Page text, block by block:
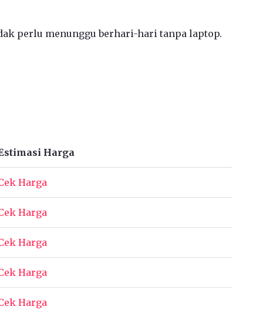
perlu menunggu berhari-hari tanpa laptop.
Harga
Harga
Harga
Harga
Harga
Harga